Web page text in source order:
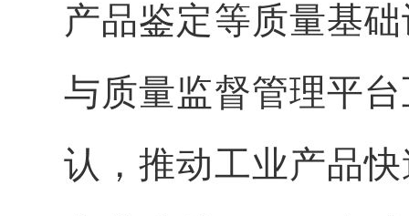
产品鉴定等质量基
与质量监督管理平
认，推动工业产品